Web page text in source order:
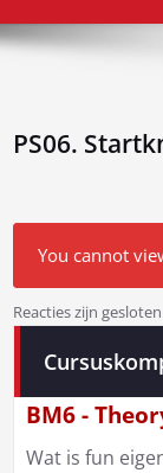
PS06.
You cannot
Bericht
navigatie
Reacties zijn
BM6 -
Wat is fun